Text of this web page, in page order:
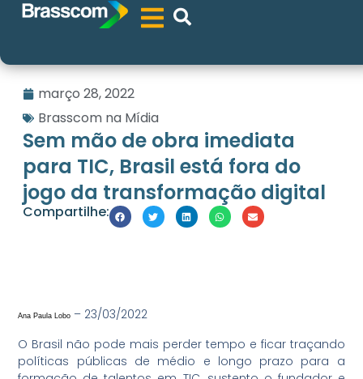
março 28, 2022
Brasscom na Mídia
Sem mão de obra imediata
para TIC, Brasil está fora do
jogo da transformação digital
Compartilhe:
Ana Paula Lobo – 23/03/2022
O Brasil não pode mais perder tempo e ficar traçando
políticas públicas de médio e longo prazo para a